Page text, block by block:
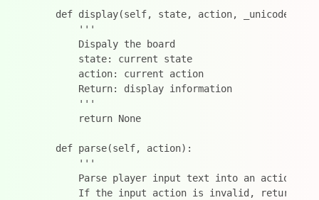
def display(self, state, action,
        '''
        Dispaly the board
        state: current state
        action: current action
        Return: display information
        '''
        return None
    def parse(self, action):
        '''
        Parse player input text into an action.
If the input action is invalid, return